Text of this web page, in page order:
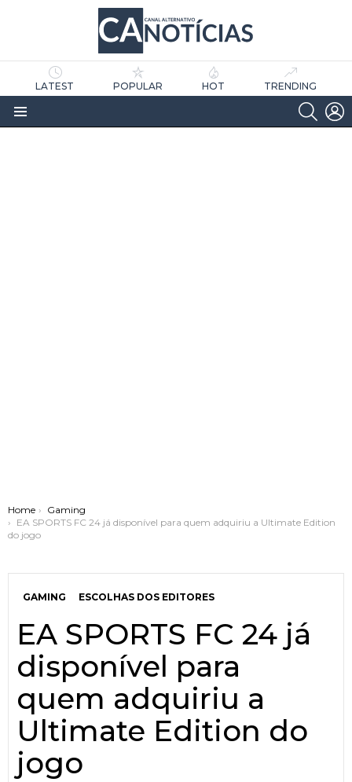
LATEST POPULAR HOT TRENDING
Menu
You are here:
Home
Gaming
EA SPORTS FC 24 já disponível para quem adquiriu a Ultimate Edition
do jogo
GAMING ESCOLHAS DOS EDITORES
EA SPORTS FC 24 já
disponível para
quem adquiriu a
Ultimate Edition do
jogo